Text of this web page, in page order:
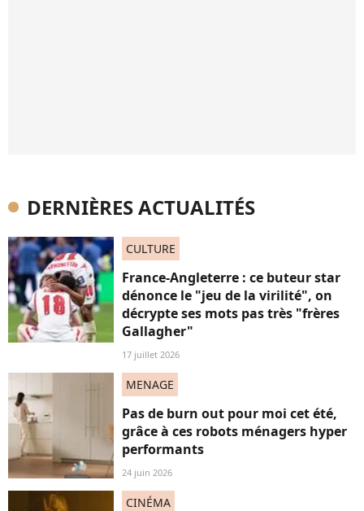
DERNIÈRES ACTUALITÉS
CULTURE
France-Angleterre : ce buteur star
dénonce le "jeu de la virilité", on
décrypte ses mots pas très "frères
Gallagher"
17 juillet 2026
MENAGE
Pas de burn out pour moi cet été,
grâce à ces robots ménagers hyper
performants
24 juin 2026
CINÉMA